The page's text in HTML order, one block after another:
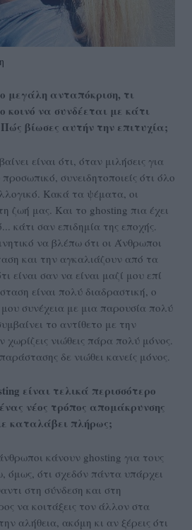
μεγάλη ανταπόκριση, τι
κοινό να συνδέεται με κάτι
βίωσες αυτήν την επιτυχία;
είναι ότι, όταν μιλήσεις για
συνειδητοποιείς ότι όλο
Κακά τα ψέματα, οι
ζωή μας. Και το ghosting πια έχει
κάτι σαν επιδημία της εποχής.
να βλέπω ότι οι Άνθρωποι
και την αγκαλιάζουν από τα
είναι σαν να είναι μαζί μου επί
είναι πολύ διαδραστική, ο
μου συνέχεια με μια παρουσία πολύ
το αντίθετο με την
νιώθεις πάρα πολύ μόνος.
δε νιώθει κανείς μόνος.
είναι τελικά περισσότερο
νέος τρόπος απομάκρυνσης
καταλάβει πλήρως;
κάνουν ghosting για τους
όμως, ότι σχεδόν πάντα υπάρχει
στη σύνδεση και στη
να κοιτάξεις τον άλλον στα
αλήθεια, ακόμη κι αν ξέρεις ότι